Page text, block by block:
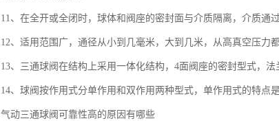
11、在全开或全闭时，球体和阀座的密封面与介质隔离，介质通
12、适用范围广，通径从小到几毫米，大到几米，从高真空压力都
13、三通球阀在结构上采用一体化结构，4面阀座的密封型式，
14、球阀按作用式分单作用和双作用两种型式，单作用式的特点
气动三通球阀可靠性高的原因有哪些